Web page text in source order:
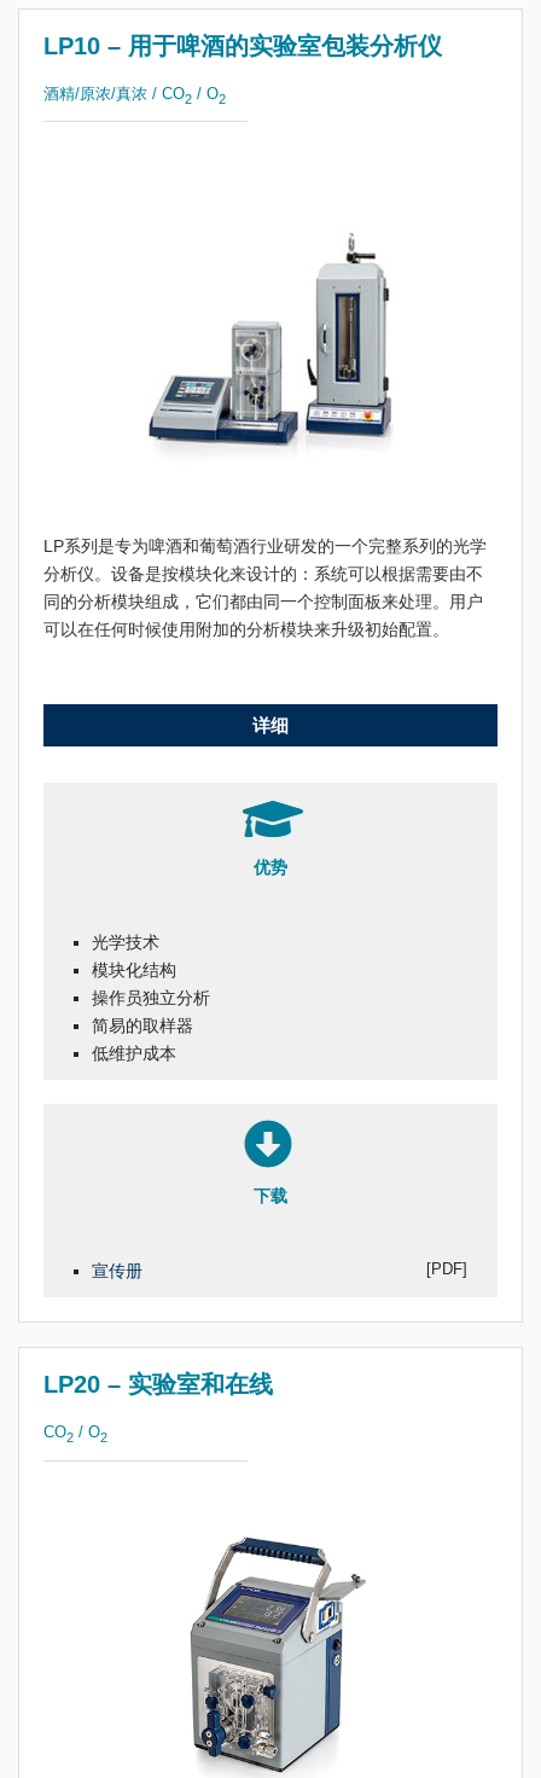
LP10 – 用于啤酒的实验室包装分析仪
酒精/原浓/真浓 / CO2 / O2
LP系列是专为啤酒和葡萄酒行业研发的一个完整系列的光学
分析仪。设备是按模块化来设计的：系统可以根据需要由不
同的分析模块组成，它们都由同一个控制面板来处理。用户
可以在任何时候使用附加的分析模块来升级初始配置。
详细
优势
光学技术
模块化结构
操作员独立分析
简易的取样器
低维护成本
下载
宣传册 [PDF]
LP20 – 实验室和在线
CO2 / O2